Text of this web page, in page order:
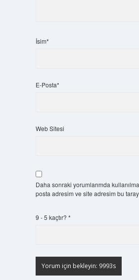
İsim*
E-Posta*
Web Sitesi
Daha sonraki yorumlarımda
posta adresim ve site adresim bu
9 - 5 kaçtır? *